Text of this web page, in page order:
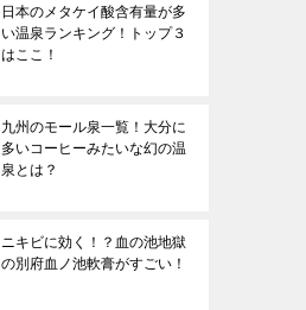
日本のメタケイ酸含有量が多
い温泉ランキング！トップ３
はここ！
九州のモール泉一覧！大分に
多いコーヒーみたいな幻の温
泉とは？
ニキビに効く！？血の池地獄
の別府血ノ池軟膏がすごい！